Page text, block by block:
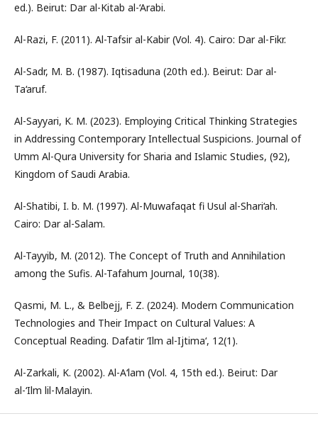
ed.). Beirut: Dar al-Kitab al-‘Arabi.
Al-Razi, F. (2011). Al-Tafsir al-Kabir (Vol. 4). Cairo: Dar al-Fikr.
Al-Sadr, M. B. (1987). Iqtisaduna (20th ed.). Beirut: Dar al-
Ta‘aruf.
Al-Sayyari, K. M. (2023). Employing Critical Thinking Strategies
in Addressing Contemporary Intellectual Suspicions. Journal of
Umm Al-Qura University for Sharia and Islamic Studies, (92),
Kingdom of Saudi Arabia.
Al-Shatibi, I. b. M. (1997). Al-Muwafaqat fi Usul al-Shari‘ah.
Cairo: Dar al-Salam.
Al-Tayyib, M. (2012). The Concept of Truth and Annihilation
among the Sufis. Al-Tafahum Journal, 10(38).
Qasmi, M. L., & Belbejj, F. Z. (2024). Modern Communication
Technologies and Their Impact on Cultural Values: A
Conceptual Reading. Dafatir ‘Ilm al-Ijtima‘, 12(1).
Al-Zarkali, K. (2002). Al-A‘lam (Vol. 4, 15th ed.). Beirut: Dar
al-‘Ilm lil-Malayin.